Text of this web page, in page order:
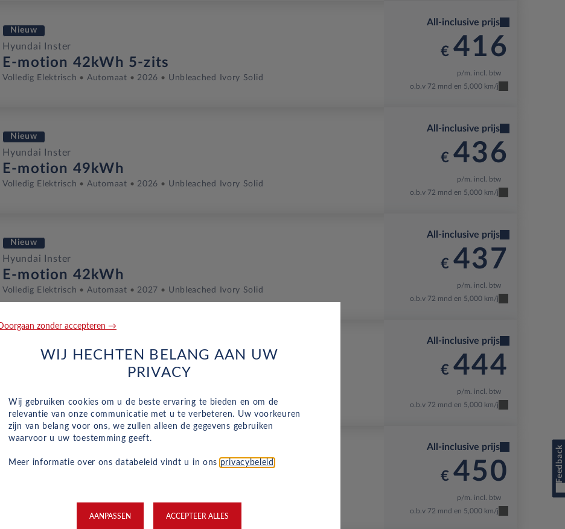
Nieuw
Hyundai Inster
E-motion 42kWh 5-zits
Volledig Elektrisch Automaat 2026 Unbleached Ivory Solid
All-inclusive prijs
€ 416
p/m. incl. btw
o.b.v 72 mnd en 5,000 km/j
Nieuw
Hyundai Inster
E-motion 49kWh
Volledig Elektrisch Automaat 2026 Unbleached Ivory Solid
All-inclusive prijs
€ 436
p/m. incl. btw
o.b.v 72 mnd en 5,000 km/j
Nieuw
Hyundai Inster
E-motion 42kWh
Volledig Elektrisch Automaat 2027 Unbleached Ivory Solid
All-inclusive prijs
€ 437
p/m. incl. btw
o.b.v 72 mnd en 5,000 km/j
E-motion 42kWh 5-zits
All-inclusive prijs
€ 444
p/m. incl. btw
o.b.v 72 mnd en 5,000 km/j
Volledig Elektrisch Automaat 2026 Unbleached Ivory Solid
All-inclusive prijs
€ 450
p/m. incl. btw
o.b.v 72 mnd en 5,000 km/j
Feedback
Doorgaan zonder accepteren →
WIJ HECHTEN BELANG AAN UW
PRIVACY
Wij gebruiken cookies om u de beste ervaring te bieden en om de
relevantie van onze communicatie met u te verbeteren. Uw voorkeuren
zijn van belang voor ons, we zullen alleen de gegevens gebruiken
waarvoor u uw toestemming geeft.
Meer informatie over ons databeleid vindt u in ons privacybeleid.
AANPASSEN ACCEPTEER ALLES